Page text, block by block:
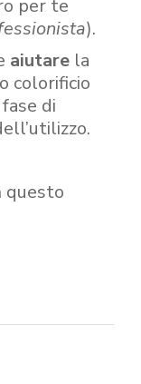
per te
).
aiutare la
colorificio
di
questo